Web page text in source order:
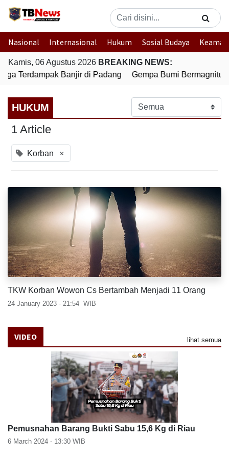
Nasional Internasional Hukum Sosial Budaya
Kamis, 06 Agustus 2026 BREAKING NEWS:
Terdampak Banjir di Padang
Gempa Bumi
HUKUM
1 Article
Korban ×
TKW Korban Wowon Cs Bertambah Menjadi 11 Orang
24 January 2023 - 21:54 WIB
VIDEO lihat semua
Pemusnahan Barang Bukti Sabu 15,6 Kg di Riau
6 March 2024 - 13:30 WIB